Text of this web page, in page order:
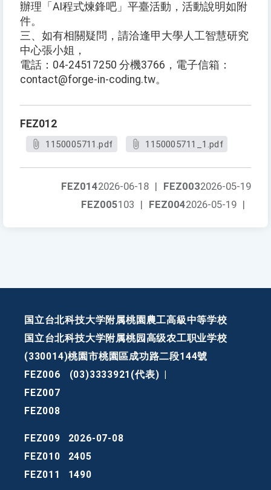
辦理「AI程式煉鋒吧」平臺活動，活動說明如附
件。
三、如有相關疑問，請洽逢甲大學人工智慧研究
中心張小姐，
電話：04-24517250 分機3766，電子信箱：
contact@forge-in-coding.tw。
FEZ012
1150005711.pdf 1150005711_1.pdf
FEZ0032026-05-19
FEZ0142026-06-18 |
FEZ0042026-05-19 |
FEZ005103 |
国立台北科技大学附属桃園農工高級中等学校
国立台北科技大学附属桃园高级农工职业学校
(330014)桃園市桃園區成功路二段144號
FEZ006
(03)3333921(代表)
FEZ007
FEZ008
FEZ009
2026-07-08
FEZ010
2405
FEZ011
1490